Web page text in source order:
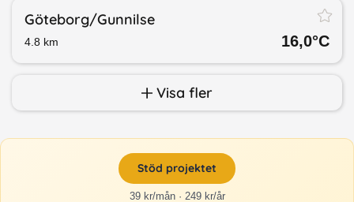
Göteborg/​Gunnilse
4.8 km 16,0°C
Visa fler
Stöd projektet
39 kr/mån · 249 kr/år